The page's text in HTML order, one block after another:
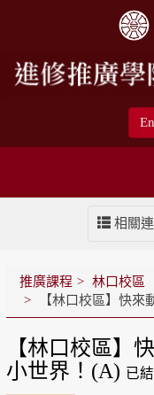
相關
推廣課程
林口校區
【林口校區】快
【林口校區】
小世界！(A) 已